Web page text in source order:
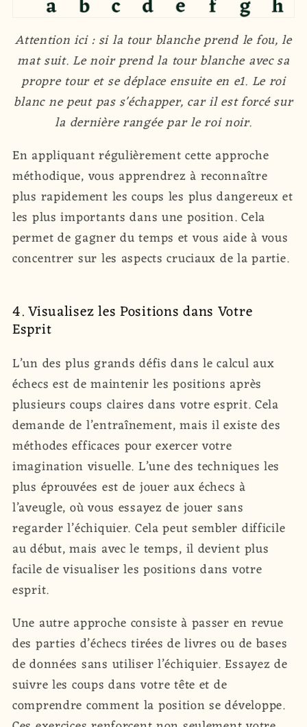
Attention ici : si la tour blanche prend le fou, le
mat suit. Le noir prend la tour blanche avec sa
propre tour et se déplace ensuite en e1. Le roi
blanc ne peut pas s'échapper, car il est forcé sur
la dernière rangée par le roi noir.
En appliquant régulièrement cette approche
méthodique, vous apprendrez à reconnaître
plus rapidement les coups les plus dangereux et
les plus importants dans une position. Cela
permet de gagner du temps et vous aide à vous
concentrer sur les aspects cruciaux de la partie.
4. Visualisez les Positions dans Votre
Esprit
L’un des plus grands défis dans le calcul aux
échecs est de maintenir les positions après
plusieurs coups claires dans votre esprit. Cela
demande de l’entraînement, mais il existe des
méthodes efficaces pour exercer votre
imagination visuelle. L’une des techniques les
plus éprouvées est de jouer aux échecs à
l’aveugle, où vous essayez de jouer sans
regarder l’échiquier. Cela peut sembler difficile
au début, mais avec le temps, il devient plus
facile de visualiser les positions dans votre
esprit.
Une autre approche consiste à passer en revue
des parties d’échecs tirées de livres ou de bases
de données sans utiliser l’échiquier. Essayez de
suivre les coups dans votre tête et de
comprendre comment la position se développe.